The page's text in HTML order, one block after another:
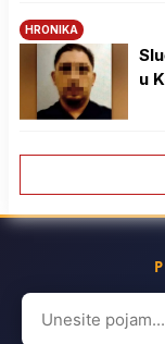
HRONIKA
u
Search
for: